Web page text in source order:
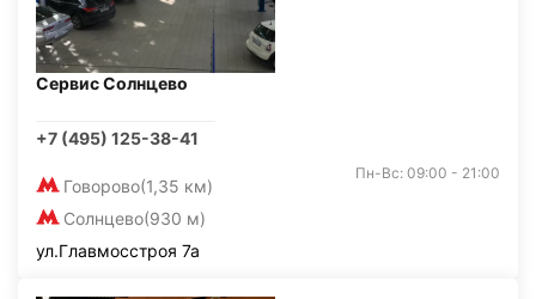
Сервис Солнцево
+7 (495) 125-38-41
Говорово(1,35 км)
Солнцево(930 м)
Пн-Вс: 09:00 - 21:00
ул.Главмосстроя 7а